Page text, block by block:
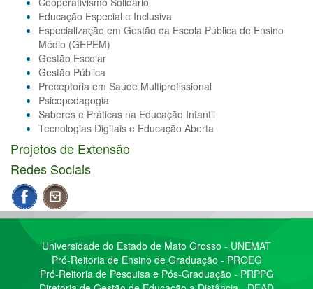
Educação Especial e Inclusiva
Especialização em Gestão da Escola Pública de Ensino
Médio (GEPEM)
Gestão Escolar
Gestão Pública
Preceptoria em Saúde Multiprofissional
Psicopedagogia
Saberes e Práticas na Educação Infantil
Tecnologias Digitais e Educação Aberta
Projetos de Extensão
Redes Sociais
Universidade do Estado de Mato Grosso - UNEMAT
Pró-Reitoria de Ensino de Graduação - PROEG
Pró-Reitoria de Pesquisa e Pós-Graduação - PRPPG